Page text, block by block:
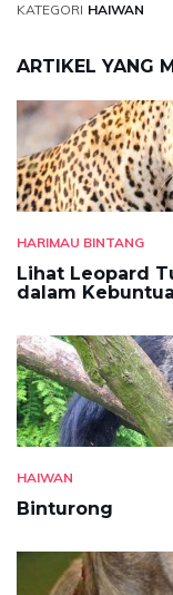
KATEGORI HAIWAN
ARTIKEL YANG
HARIMAU BINTANG
Lihat Leopard
dalam
HAIWAN
Binturong